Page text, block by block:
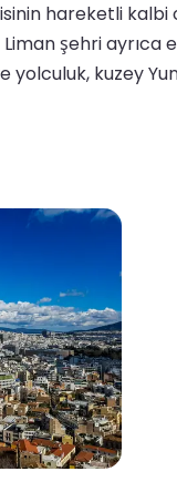
hareketli
şehri
kuzey